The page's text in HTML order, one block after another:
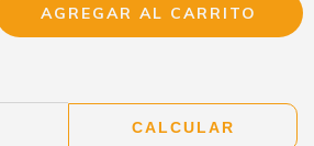
CALCULAR